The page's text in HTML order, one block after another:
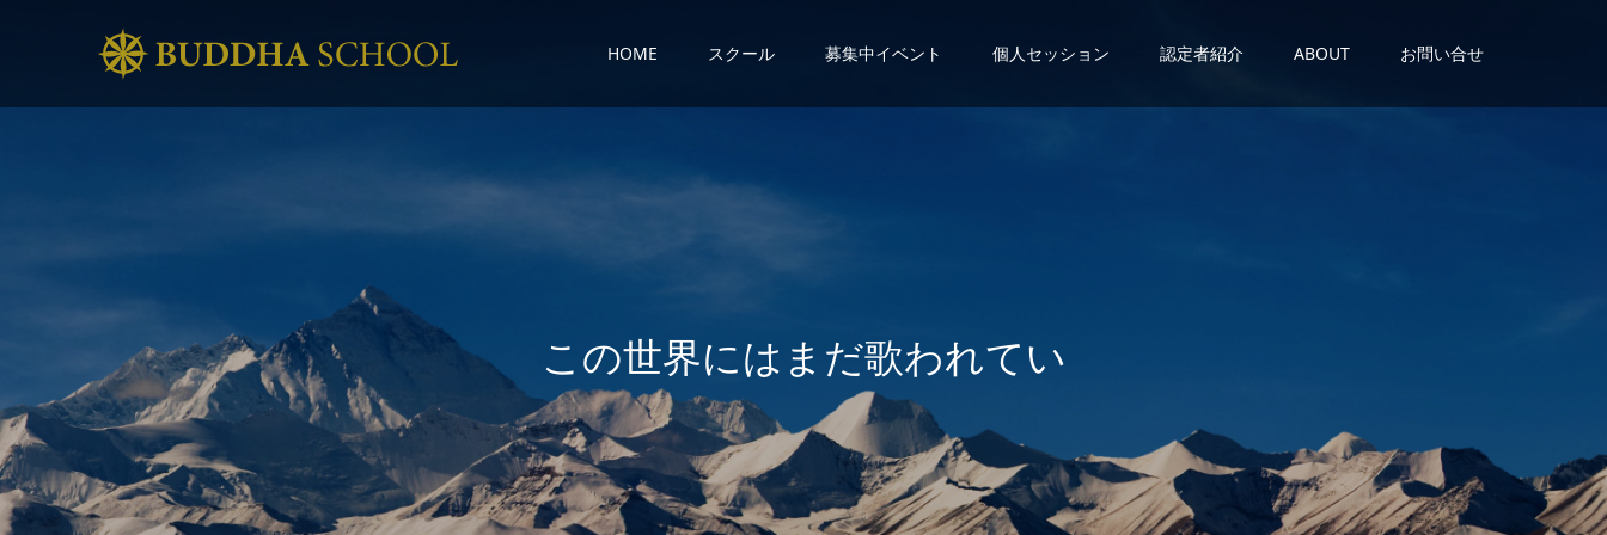
HOME スクール 募集中イベント 個人セッション 認定者紹介 ABOUT お問い合せ
の世 界にはまだ歌われていない歌が